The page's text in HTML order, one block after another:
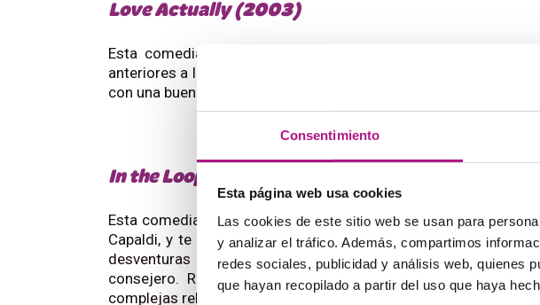
Consentimiento
Esta página web usa cookies
Las cookies de este sitio web se usan para
y analizar el tráfico. Además, compartimos
redes sociales, publicidad y análisis web, quienes
que hayan recopilado a partir del uso que haya
Love Actually (2003)
Esta comedia romántica de vidas cruzadas nos presenta a
anteriores a la
con una buena variedad de acentos para que acostumbres el oído.
In the Loop (2009)
Esta comedia inglesa cuenta con acentos británicos variados,
Capaldi, y te ofrece una oportunidad estupenda de
desventuras de un ministro incapaz de incomunicarse y de
consejero. Risas fáciles y sátira política centrada en Reino
complejas relaciones entre ambos países.